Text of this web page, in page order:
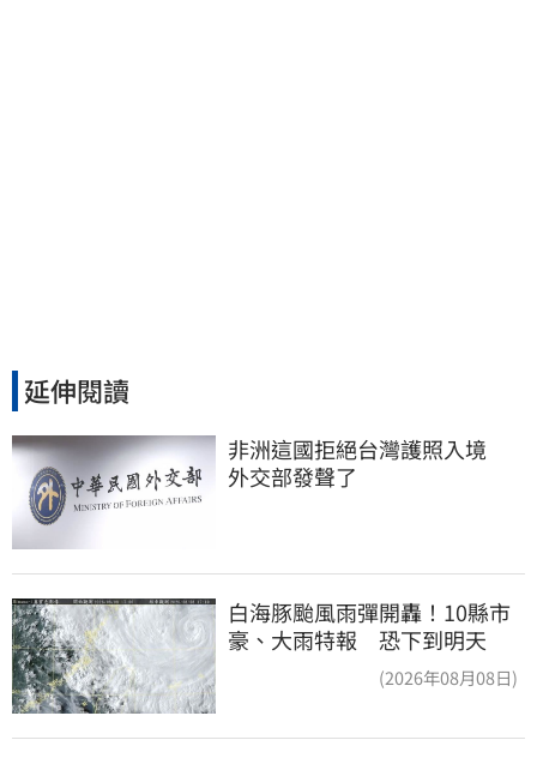
延伸閱讀
非洲這國拒絕台灣護照入境
外交部發聲了
白海豚颱風雨彈開轟！10縣市
豪、大雨特報 恐下到明天
(2026年08月08日)